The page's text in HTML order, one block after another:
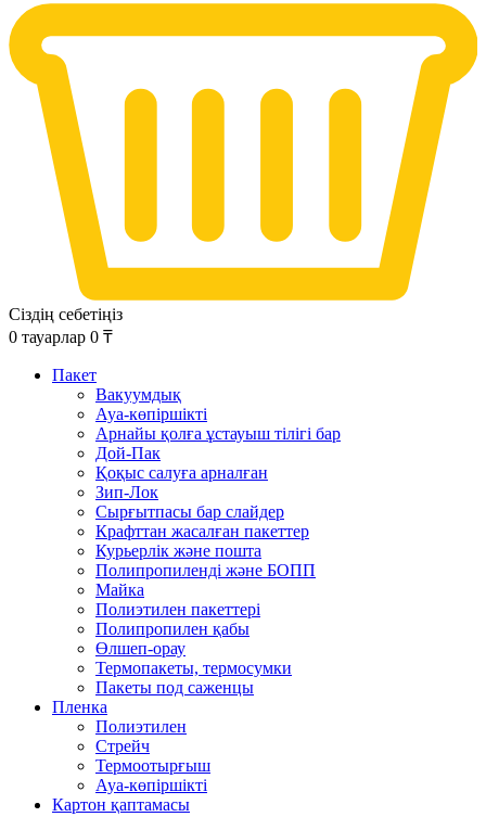
Сіздің себетіңіз
0 тауарлар 0 ₸
Пакет
Вакуумдық
Ауа-көпіршікті
Арнайы қолға ұстауыш тілігі бар
Дой-Пак
Қоқыс салуға арналған
Зип-Лок
Сырғытпасы бар слайдер
Крафттан жасалған пакеттер
Курьерлік және пошта
Полипропиленді және БОПП
Майка
Полиэтилен пакеттері
Полипропилен қабы
Өлшеп-орау
Термопакеты, термосумки
Пакеты под саженцы
Пленка
Полиэтилен
Стрейч
Термоотырғыш
Ауа-көпіршікті
Картон қаптамасы